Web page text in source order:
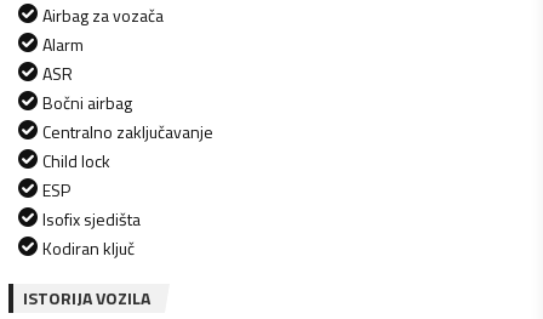
Airbag za vozača
Alarm
ASR
Bočni airbag
Centralno zaključavanje
Child lock
ESP
Isofix sjedišta
Kodiran ključ
ISTORIJA VOZILA